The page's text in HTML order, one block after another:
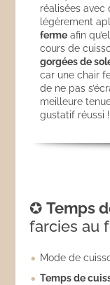
réalisées avec
légèrement
ferme afin
cours de
gorgées de
car une chair
de ne pas
meilleure
gustatif réussi !
✪Temps
farcies au
Mode de
Temps de